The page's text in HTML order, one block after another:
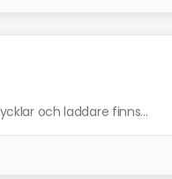
och laddare finns...